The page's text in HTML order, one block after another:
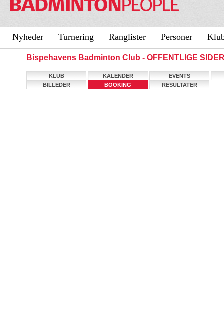
Nyheder Turnering Ranglister Personer
Bispehavens Badminton Club - OFFENTLIGE
KLUB KALENDER
EVENTS
BILLEDER
BOOKING RESULTATER